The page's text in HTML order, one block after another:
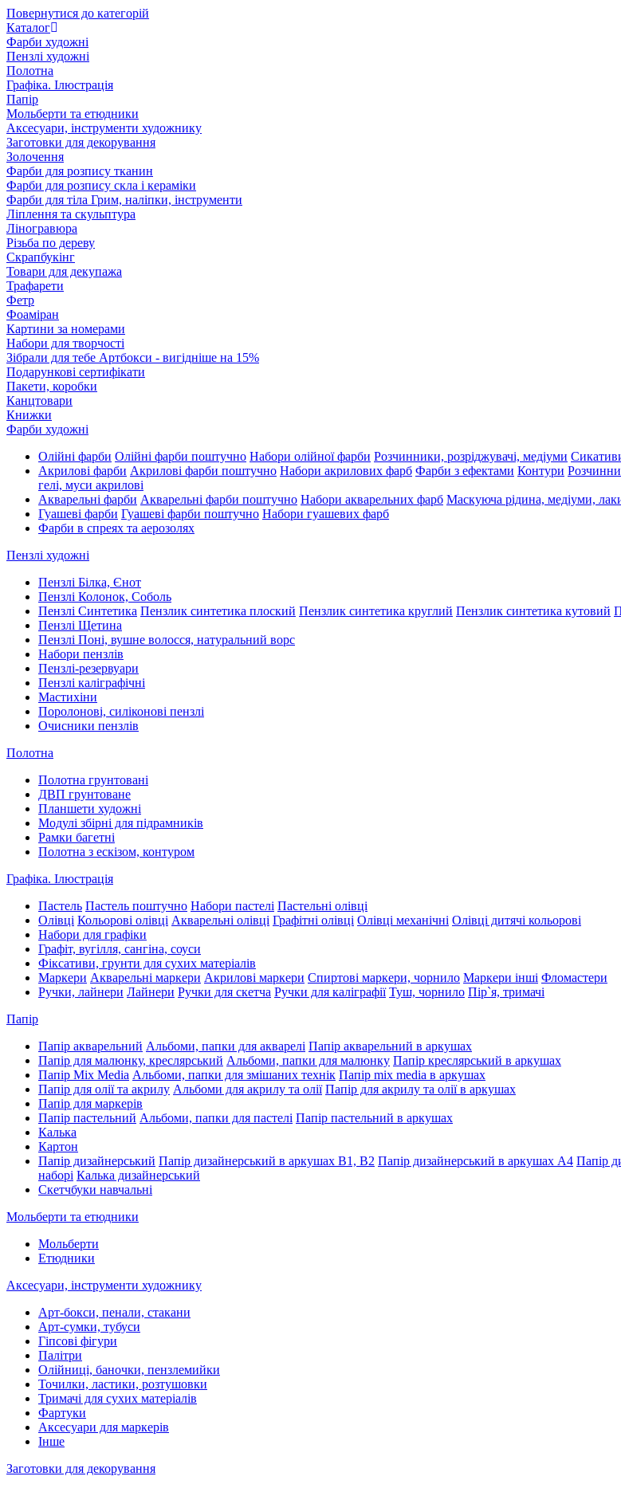
Повернутися до категорій
Каталог
Фарби художні
Пензлі художні
Полотна
Графіка. Ілюстрація
Папір
Мольберти та етюдники
Аксесуари, інструменти художнику
Заготовки для декорування
Золочення
Фарби для розпису тканин
Фарби для розпису скла і кераміки
Фарби для тіла Грим, наліпки, інструменти
Ліплення та скульптура
Ліногравюра
Різьба по дереву
Скрапбукінг
Товари для декупажа
Трафарети
Фетр
Фоаміран
Картини за номерами
Набори для творчості
Зібрали для тебе Артбокси - вигідніше на 15%
Подарункові сертифікати
Пакети, коробки
Канцтовари
Книжки
Фарби художні
Олійні фарби Олійні фарби поштучно Набори олійної фарби Розчинники, розріджувачі, медіуми
Акрилові фарби Акрилові фарби поштучно Набори акрилових фарб Фарби з ефектами Контури
гелі, муси акрилові
Акварельні фарби Акварельні фарби поштучно Набори акварельних фарб Маскуюча рідина, медіуми,
Гуашеві фарби Гуашеві фарби поштучно Набори гуашевих фарб
Фарби в спреях та аерозолях
Пензлі художні
Пензлі Білка, Єнот
Пензлі Колонок, Соболь
Пензлі Синтетика Пензлик синтетика плоский Пензлик синтетика круглий Пензлик синтетика кутовий
Пензлі Щетина
Пензлі Поні, вушне волосся, натуральний ворс
Набори пензлів
Пензлі-резервуари
Пензлі каліграфічні
Мастихіни
Поролонові, силіконові пензлі
Очисники пензлів
Полотна
Полотна грунтовані
ДВП грунтоване
Планшети художні
Модулі збірні для підрамників
Рамки багетні
Полотна з ескізом, контуром
Графіка. Ілюстрація
Пастель Пастель поштучно Набори пастелі Пастельні олівці
Олівці Кольорові олівці Акварельні олівці Графітні олівці Олівці механічні Олівці дитячі кольорові
Набори для графіки
Графіт, вугілля, сангіна, соуси
Фіксативи, грунти для сухих матеріалів
Маркери Акварельні маркери Акрилові маркери Спиртові маркери, чорнило Маркери інші Фломастери
Ручки, лайнери Лайнери Ручки для скетча Ручки для каліграфії Туш, чорнило Пір`я, тримачі
Папір
Папір акварельний Альбоми, папки для акварелі Папір акварельний в аркушах
Папір для малюнку, креслярський Альбоми, папки для малюнку Папір креслярський в аркушах
Папір Mix Media Альбоми, папки для змішаних технік Папір mix media в аркушах
Папір для олії та акрилу Альбоми для акрилу та олії Папір для акрилу та олії в аркушах
Папір для маркерів
Папір пастельний Альбоми, папки для пастелі Папір пастельний в аркушах
Калька
Картон
Папір дизайнерський Папір дизайнерський в аркушах В1, В2 Папір дизайнерський в аркушах А4 Папір
наборі Калька дизайнерський
Скетчбуки навчальні
Мольберти та етюдники
Мольберти
Етюдники
Аксесуари, інструменти художнику
Арт-бокси, пенали, стакани
Арт-сумки, тубуси
Гіпсові фігури
Палітри
Олійниці, баночки, пензлемийки
Точилки, ластики, розтушовки
Тримачі для сухих матеріалів
Фартуки
Аксесуари для маркерів
Інше
Заготовки для декорування